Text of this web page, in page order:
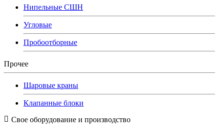
Нипельные СШН
Угловые
Пробоотборные
Прочее
Шаровые краны
Клапанные блоки
Свое оборудование и производство